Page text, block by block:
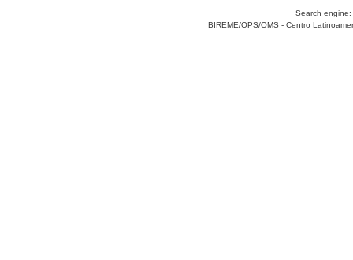
Search engine:
BIREME/OPS/OMS - Centro